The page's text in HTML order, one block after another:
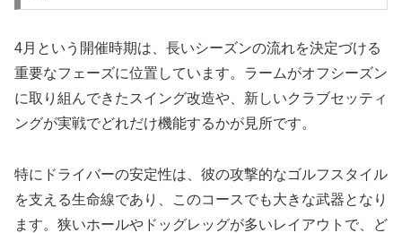
4月という開催時期は、長いシーズンの流れを決定づける
重要なフェーズに位置しています。ラームがオフシーズン
に取り組んできたスイング改造や、新しいクラブセッティ
ングが実戦でどれだけ機能するかが見所です。
特にドライバーの安定性は、彼の攻撃的なゴルフスタイル
を支える生命線であり、このコースでも大きな武器となり
ます。狭いホールやドッグレッグが多いレイアウトで、ど